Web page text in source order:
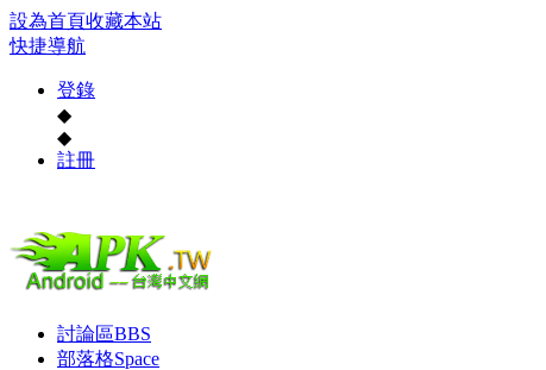
設為首頁收藏本站
快捷導航
登錄
◆
◆
註冊
討論區BBS
部落格Space